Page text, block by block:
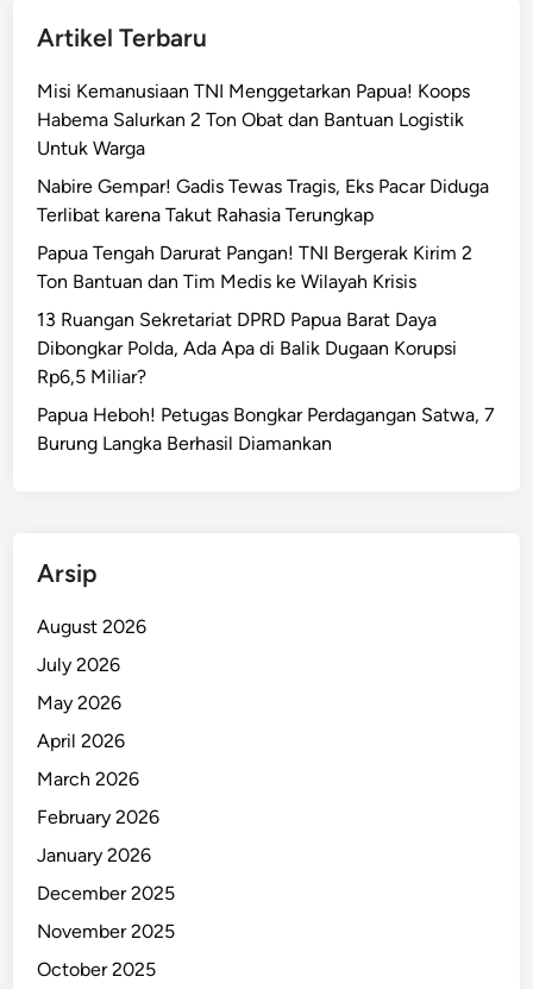
k
p
a
r
a
t
d
a
M
a
s
y
a
B
r
s
i
e
r
U
n
Artikel Terbaru
Misi Kemanusiaan TNI Menggetarkan Papua! Koops
Habema Salurkan 2 Ton Obat dan Bantuan Logistik
Untuk Warga
Nabire Gempar! Gadis Tewas Tragis, Eks Pacar Diduga
Terlibat karena Takut Rahasia Terungkap
Papua Tengah Darurat Pangan! TNI Bergerak Kirim 2
Ton Bantuan dan Tim Medis ke Wilayah Krisis
13 Ruangan Sekretariat DPRD Papua Barat Daya
Dibongkar Polda, Ada Apa di Balik Dugaan Korupsi
Rp6,5 Miliar?
Papua Heboh! Petugas Bongkar Perdagangan Satwa, 7
Burung Langka Berhasil Diamankan
Arsip
August 2026
July 2026
May 2026
April 2026
March 2026
February 2026
January 2026
December 2025
November 2025
October 2025